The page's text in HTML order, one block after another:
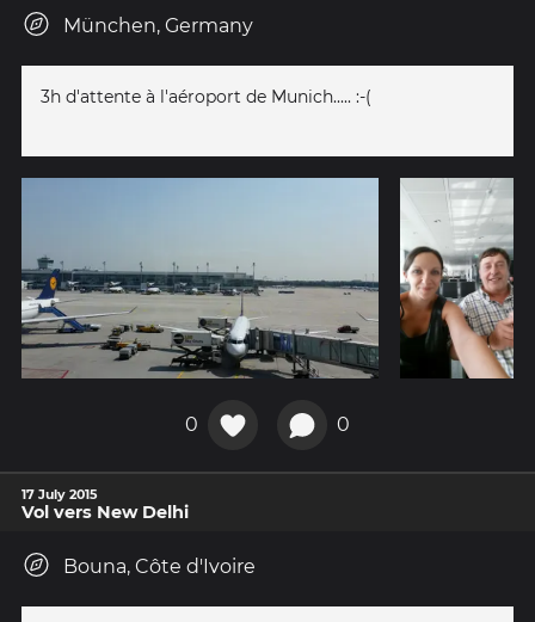
München, Germany
3h d'attente à l'aéroport de Munich..... :-(
0 0
17 July 2015
Vol vers New Delhi
Bouna, Côte d'Ivoire